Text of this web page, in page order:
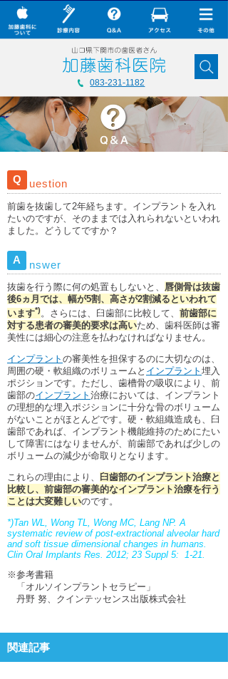
Q uestion
前歯を抜歯して2年経ちます。インプラントを入れ
たいのですが、そのままでは入れられないといわれ
ました。どうしてですか？
A nswer
抜歯を行う際に何の処置もしないと、 唇側骨は抜歯
後6ヵ月では、幅が5割、高さが2割減るといわれて
います*)。さらには、臼歯部に比較して、 前歯部に
対する患者の審美的要求は高いため、歯科医師は審
美性には細心の注意を払わなければなりません。
インプラント の審美性を担保するのに大切なのは、
周囲の硬・軟組織のボリュームと インプラント 埋入
ポジションです。ただし、歯槽骨の吸収により、前
歯部のインプラント 治療においては、インプラント
の理想的な埋入ポジションに十分な骨のボリューム
がないことがほとんどです。硬・軟組織造成も、臼
歯部であれば、インプラント機能維持のためにたい
して障害にはなりませんが、前歯部であれば少しの
ボリュームの減少が命取りとなります。
これらの理由により、
臼歯部のインプラント治療と
比較し、前歯部の審美的なインプラント治療を行う
ことは大変難しいのです。
*)Tan WL, Wong TL, Wong MC, Lang NP. A
systematic review of post-extractional alveolar hard
and soft tissue dimensional changes in humans.
Clin Oral Implants Res. 2012; 23 Suppl 5: 1-21.
※参考書籍
「オルソインプラントセラピー」
丹野 努、クインテッセンス出版株式会社
関連記事
× CLOSE
加藤歯科について
診療内容
Q&A
コラム
ダウンロード
スタッフ募集
加藤歯科ブログ
下関観光ガイド